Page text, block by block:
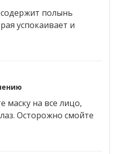
полынь
успокаивает и
маску на все лицо,
Осторожно смойте